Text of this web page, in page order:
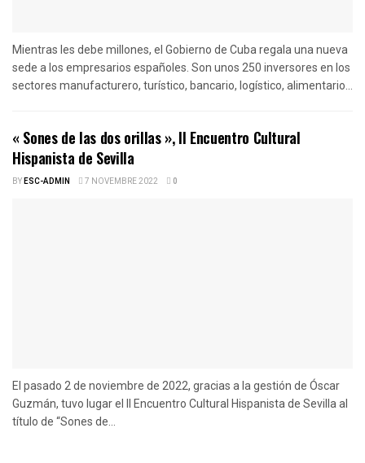
Mientras les debe millones, el Gobierno de Cuba regala una nueva
sede a los empresarios españoles. Son unos 250 inversores en los
sectores manufacturero, turístico, bancario, logístico, alimentario...
« Sones de las dos orillas », II Encuentro Cultural
Hispanista de Sevilla
BYESC-ADMIN 7 NOVEMBRE 2022 0
El pasado 2 de noviembre de 2022, gracias a la gestión de Óscar
Guzmán, tuvo lugar el II Encuentro Cultural Hispanista de Sevilla al
título de “Sones de...